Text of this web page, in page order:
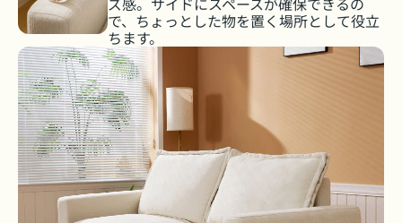
で、ちょっとした物を置く場所として役立
ちます。